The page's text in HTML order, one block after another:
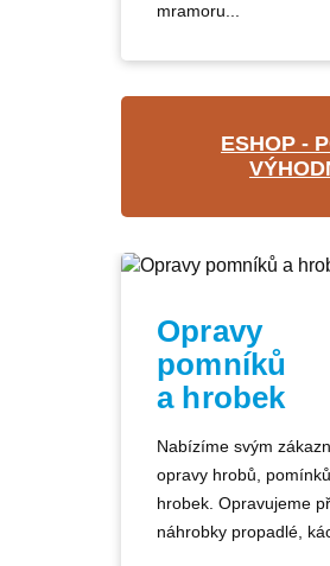
mramoru...
ESHOP -
Opravy
pomníků
a hrobek
Nabízíme svým
opravy hrobů,
hrobek. Opravujeme
náhrobky propadlé,